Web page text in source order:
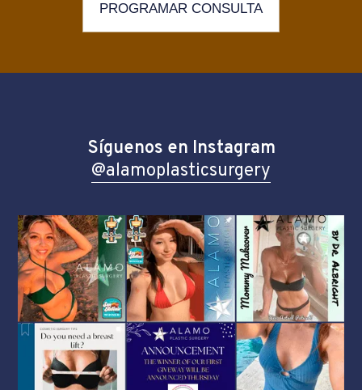
PROGRAMAR CONSULTA
Síguenos en Instagram
@alamoplasticsurgery